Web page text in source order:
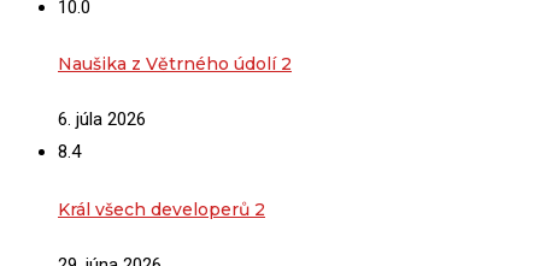
10.0
Naušika z Větrného údolí 2
6. júla 2026
8.4
Král všech developerů 2